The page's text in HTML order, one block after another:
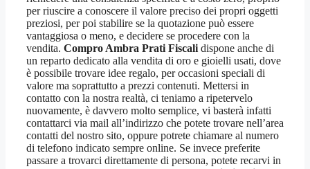
per riuscire a conoscere il valore preciso dei propri oggetti
preziosi, per poi stabilire se la quotazione può essere
vantaggiosa o meno, e decidere se procedere con la
vendita. Compro Ambra Prati Fiscalidispone anche di
un reparto dedicato alla vendita di oro e gioielli usati, dove
è possibile trovare idee regalo, per occasioni speciali di
valore ma soprattutto a prezzi contenuti. Mettersi in
contatto con la nostra realtà, ci teniamo a ripetervelo
nuovamente, è davvero molto semplice, vi basterà infatti
contattarci via mail all’indirizzo che potete trovare nell’area
contatti del nostro sito, oppure potrete chiamare al numero
di telefono indicato sempre online. Se invece preferite
passare a trovarci direttamente di persona, potete recarvi in